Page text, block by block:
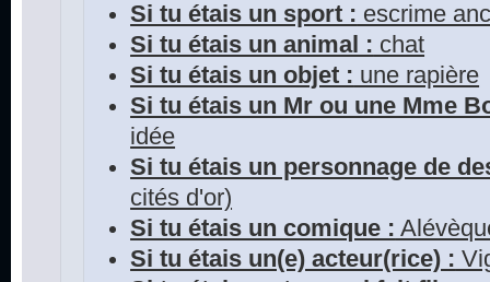
Si tu étais un sport : escrime
Si tu étais un animal : chat
Si tu étais un objet : une rapière
Si tu étais un Mr ou une Mme
idée
Si tu étais un personnage de
cités d'or)
Si tu étais un comique :
Si tu étais un(e) acteur(rice) :